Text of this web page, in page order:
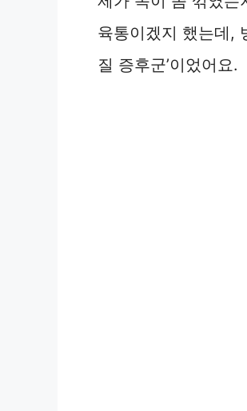
육통이겠지 했는데,
질 증후군’이었어요.